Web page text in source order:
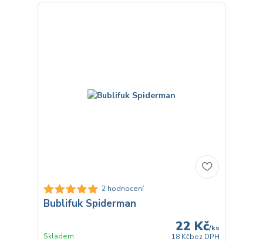
2 hodnocení
Bublifuk Spiderman
22 Kč/ks
18 Kčbez DPH
Skladem